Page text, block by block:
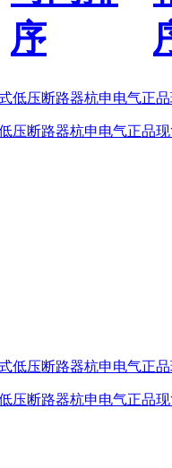
压断路器杭申电气正品
压断路器杭申电气正品